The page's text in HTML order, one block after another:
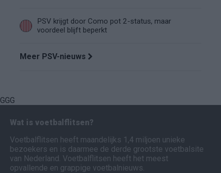
PSV krijgt door Como pot 2-status, maar
voordeel blijft beperkt
Meer PSV-nieuws
GGG
Wat is voetbalflitsen?
Voetbalflitsen heeft maandelijks 1,4 miljoen unieke
bezoekers en is daarmee de derde grootste voetbalsite
van Nederland. Voetbalflitsen heeft het meest
opvallende en grappige voetbalnieuws.